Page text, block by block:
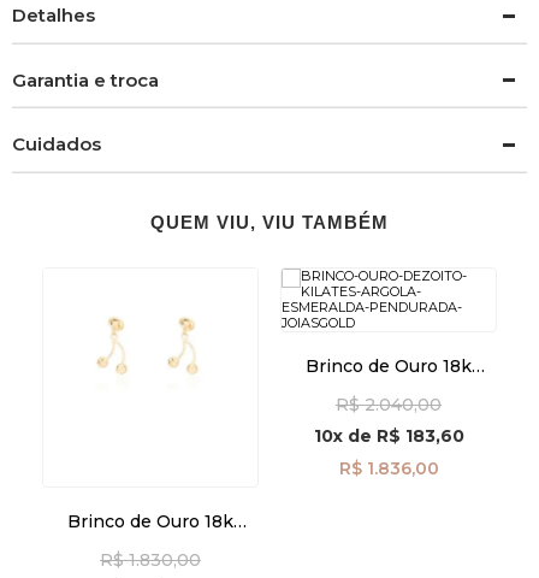
Detalhes
Garantia e troca
Cuidados
QUEM VIU, VIU TAMBÉM
Brinco de Ouro 18k
br29506
R$ 1.830,00
Brinco de Ouro 18k
Pendurada br29477
R$ 2.040,00
10xde R$ 183,60
R$ 1.836,00